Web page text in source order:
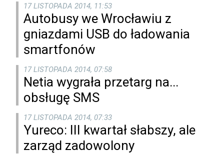
17 LISTOPADA 2014, 11:53
Autobusy we Wrocławiu z
gniazdami USB do ładowania
smartfonów
17 LISTOPADA 2014, 07:58
Netia wygrała przetarg na...
obsługę SMS
17 LISTOPADA 2014, 07:33
Yureco: III kwartał słabszy, ale
zarząd zadowolony